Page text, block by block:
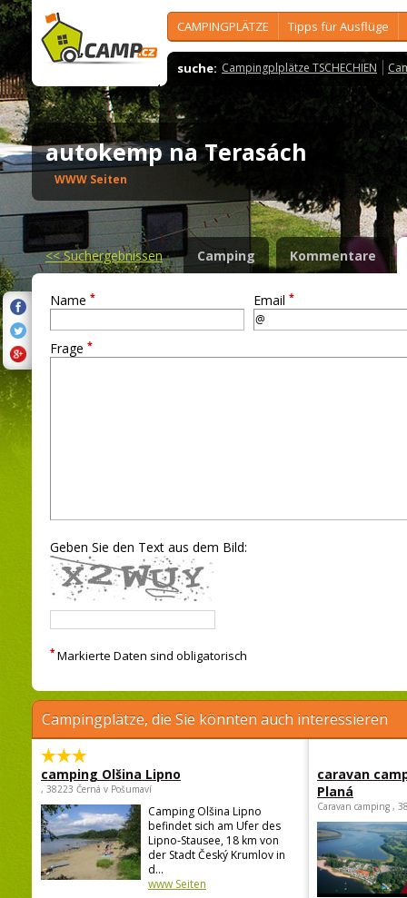
CAMPINGPLÄTZE Tipps für Ausflüge
suche: Campingplplätze TSCHECHIEN
autokemp na Terasách
WWW Seiten
<<Suchergebnissen Camping Kommentare
Name * Email *
Frage *
Geben Sie den Text aus dem Bild:
* Markierte Daten sind obligatorisch
Campingplätze, die Sie könnten auch interessieren
camping Olšina Lipno
, 38223 Černá v Pošumaví
Camping Olšina Lipno
befindet sich am Ufer des
Lipno-Stausee, 18 km von
der Stadt Český Krumlov in
d...
www Seiten
caravan
Planá
Caravan camping ,